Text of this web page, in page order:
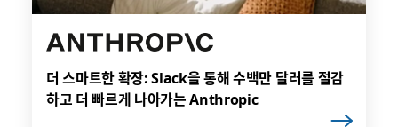
더 스마트한 확장: Slack을 통해 수백만 달러를 절감
하고 더 빠르게 나아가는 Anthropic